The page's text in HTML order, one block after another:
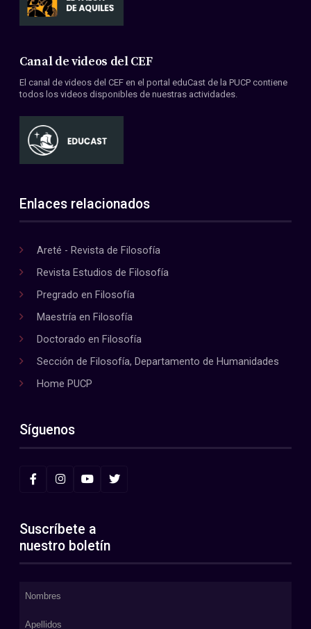
Canal de videos del CEF
El canal de videos del CEF en el portal eduCast de la PUCP contiene
todos los videos disponibles de nuestras actividades.
Enlaces relacionados
Areté - Revista de Filosofía
Revista Estudios de Filosofía
Pregrado en Filosofía
Maestría en Filosofía
Doctorado en Filosofía
Sección de Filosofía, Departamento de Humanidades
Home PUCP
Síguenos
Suscríbete a
nuestro boletín